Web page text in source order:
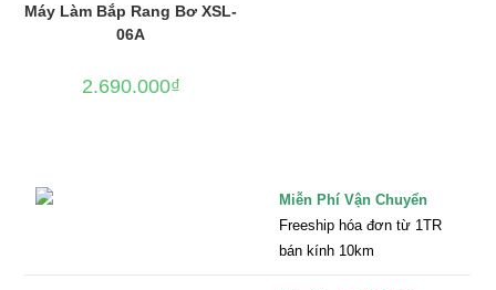
Máy Làm Bắp Rang Bơ XSL-
06A
2.690.000₫
Miễn Phí Vận Chuyển
Freeship hóa đơn từ 1TR
bán kính 10km